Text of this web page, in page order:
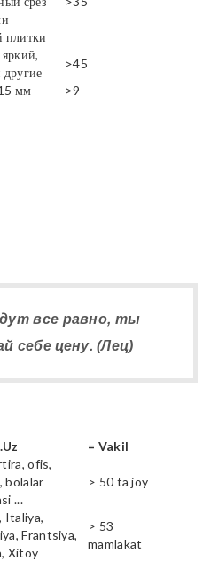
плитки
>45
мм >9
все равно, ты
себе цену. (Лец)
= Vakil
ofis,
bolalar
...
> 50 ta joy
Italiya,
Frantsiya,
Xitoy
> 53
mamlakat